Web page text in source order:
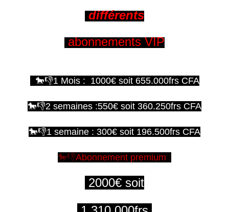
différents
abonnements VIP
🐎👎1 Mois : 1000€ soit 655.000frs CFA
🐎👎2 semaines :550€ soit 360.250frs CFA
🐎👎1 semaine : 300€ soit 196.500frs CFA
🐎👎Abonnement premium :
2000€ soit